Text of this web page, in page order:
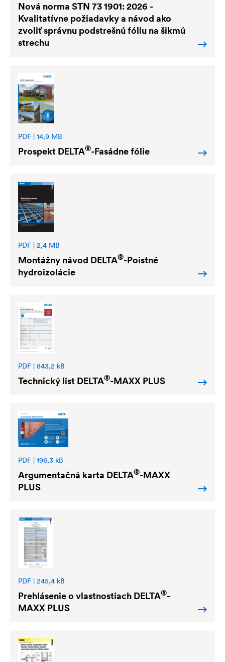
Nová norma STN 73 1901: 2026 -
Kvalitatívne požiadavky a návod ako
zvoliť správnu podstrešnú fóliu na šikmú
strechu
PDF | 14,9 MB
Prospekt DELTA®-Fasádne fólie
PDF | 2,4 MB
Montážny návod DELTA®-Poistné
hydroizolácie
PDF | 843,2 kB
Technický list DELTA®-MAXX PLUS
PDF | 196,3 kB
Argumentačná karta DELTA®-MAXX
PLUS
PDF | 245,4 kB
Prehlásenie o vlastnostiach DELTA®-
MAXX PLUS